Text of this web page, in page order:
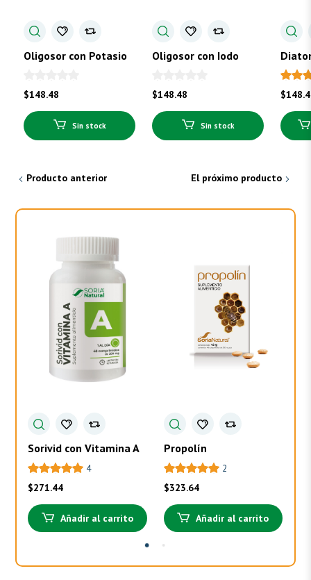
Oligosor con Potasio
$148.48
Sin stock
Oligosor con Iodo
$148.48
Sin stock
$
Producto anterior El próximo producto
Sorivid con Vitamina A
4
$271.44
Añadir al carrito
Propolín
2
$323.64
Añadir al carrito